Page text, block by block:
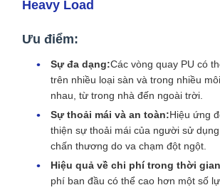
Heavy Load
Ưu điểm:
Sự đa dạng:Các vòng quay PU có
trên nhiều loại sàn và trong nhiều
nhau, từ trong nhà đến ngoài trời.
Sự thoải mái và an toàn:Hiệu ứng
thiện sự thoải mái của người sử
chấn thương do va chạm đột ngột.
Hiệu quả về chi phí trong thời
phí ban đầu có thể cao hơn một số